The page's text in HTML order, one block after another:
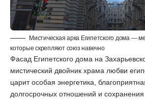
Мистическая арка Египетского дома —
которые скрепляют союз навечно
Фасад Египетского дома на
мистический двойник храма любви
царит особая энергетика,
долгосрочных отношений и сохранения